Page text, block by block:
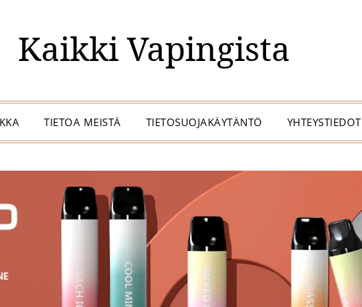
Kaikki Vapingista
TIETOA MEISTÄ TIETOSUOJAKÄYTÄNTÖ YHTEYSTIEDOT